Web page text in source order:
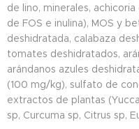
de lino, minerales,
de FOS e inulina), MOS y
deshidratada, calabaza
tomates deshidratados,
arándanos azules
(100 mg/kg), sulfato de
extractos de plantas
sp, Curcuma sp, Citrus sp,